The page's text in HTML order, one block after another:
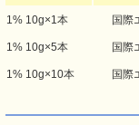
1% 10g×1本 国際
1% 10g×5本 国際
1% 10g×10本 国際